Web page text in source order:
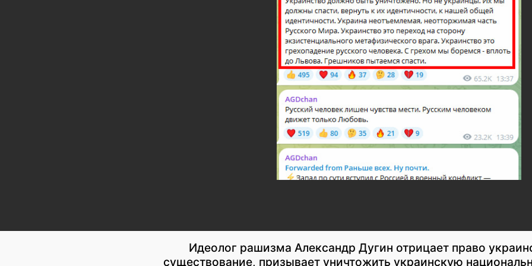
Идеолог рашизма Александр Дугин отрицает право
существование, призывает уничтожить украинскую